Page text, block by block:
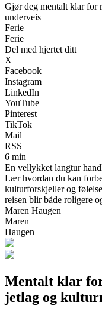
Gjør deg mentalt klar for
underveis
Ferie
Ferie
Del med hjertet ditt
X
Facebook
Instagram
LinkedIn
YouTube
Pinterest
TikTok
Mail
RSS
6 min
En vellykket langtur
Lær hvordan du kan
kulturforskjeller og
reisen blir både roligere
Maren Haugen
Maren
Haugen
Mentalt klar
jetlag og